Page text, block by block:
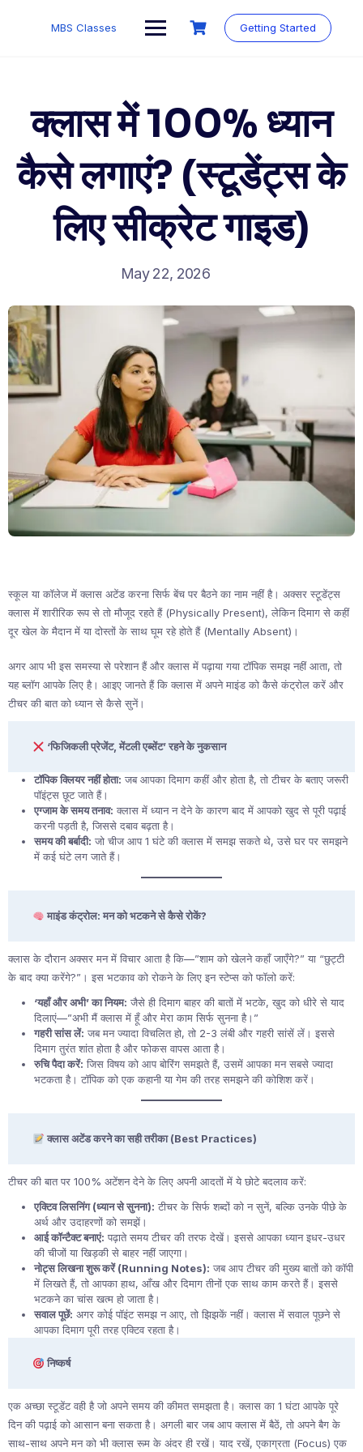
MBS Classes Getting Started
क्लास में 100% ध्यान
कैसे लगाएं? (स्टूडेंट्स के
लिए सीक्रेट गाइड)
May 22, 2026
स्कूल या कॉलेज में क्लास अटेंड करना सिर्फ बेंच पर बैठने का नाम नहीं है। अक्सर स्टूडेंट्स
क्लास में शारीरिक रूप से तो मौजूद रहते हैं (Physically Present), लेकिन दिमाग से कहीं
दूर खेल के मैदान में या दोस्तों के साथ घूम रहे होते हैं (Mentally Absent)।
अगर आप भी इस समस्या से परेशान हैं और क्लास में पढ़ाया गया टॉपिक समझ नहीं आता, तो
यह ब्लॉग आपके लिए है। आइए जानते हैं कि क्लास में अपने माइंड को कैसे कंट्रोल करें और
टीचर की बात को ध्यान से कैसे सुनें।
‘फिजिकली प्रेजेंट, मेंटली एब्सेंट’ रहने के नुकसान
टॉपिक क्लियर नहीं होता: जब आपका दिमाग कहीं और होता है, तो टीचर के बताए जरूरी
पॉइंट्स छूट जाते हैं।
एग्जाम के समय तनाव: क्लास में ध्यान न देने के कारण बाद में आपको खुद से पूरी पढ़ाई
करनी पड़ती है, जिससे दबाव बढ़ता है।
समय की बर्बादी: जो चीज आप 1 घंटे की क्लास में समझ सकते थे, उसे घर पर समझने
में कई घंटे लग जाते हैं।
माइंड कंट्रोल: मन को भटकने से कैसे रोकें?
क्लास के दौरान अक्सर मन में विचार आता है कि—”शाम को खेलने कहाँ जाएँगे?” या “छुट्टी
के बाद क्या करेंगे?”। इस भटकाव को रोकने के लिए इन स्टेप्स को फॉलो करें:
‘यहाँ और अभी’ का नियम: जैसे ही दिमाग बाहर की बातों में भटके, खुद को धीरे से याद
दिलाएं—”अभी मैं क्लास में हूँ और मेरा काम सिर्फ सुनना है।”
गहरी सांस लें: जब मन ज्यादा विचलित हो, तो 2-3 लंबी और गहरी सांसें लें। इससे
दिमाग तुरंत शांत होता है और फोकस वापस आता है।
रुचि पैदा करें: जिस विषय को आप बोरिंग समझते हैं, उसमें आपका मन सबसे ज्यादा
भटकता है। टॉपिक को एक कहानी या गेम की तरह समझने की कोशिश करें।
क्लास अटेंड करने का सही तरीका (Best Practices)
टीचर की बात पर 100% अटेंशन देने के लिए अपनी आदतों में ये छोटे बदलाव करें:
एक्टिव लिसनिंग (ध्यान से सुनना): टीचर के सिर्फ शब्दों को न सुनें, बल्कि उनके पीछे के
अर्थ और उदाहरणों को समझें।
आई कॉन्टैक्ट बनाएं: पढ़ाते समय टीचर की तरफ देखें। इससे आपका ध्यान इधर-उधर
की चीजों या खिड़की से बाहर नहीं जाएगा।
नोट्स लिखना शुरू करें (Running Notes): जब आप टीचर की मुख्य बातों को कॉपी
में लिखते हैं, तो आपका हाथ, आँख और दिमाग तीनों एक साथ काम करते हैं। इससे
भटकने का चांस खत्म हो जाता है।
सवाल पूछें: अगर कोई पॉइंट समझ न आए, तो झिझकें नहीं। क्लास में सवाल पूछने से
आपका दिमाग पूरी तरह एक्टिव रहता है।
निष्कर्ष
एक अच्छा स्टूडेंट वही है जो अपने समय की कीमत समझता है। क्लास का 1 घंटा आपके पूरे
दिन की पढ़ाई को आसान बना सकता है। अगली बार जब आप क्लास में बैठें, तो अपने बैग के
साथ-साथ अपने मन को भी क्लास रूम के अंदर ही रखें। याद रखें, एकाग्रता (Focus) एक